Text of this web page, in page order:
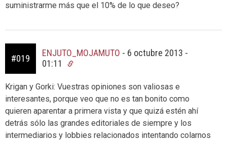
suministrarme más que el 10% de lo que deseo?
#019
ENJUTO_MOJAMUTO - 6 octubre 2013 -
01:11
Krigan y Gorki: Vuestras opiniones son valiosas e
interesantes, porque veo que no es tan bonito como
quieren aparentar a primera vista y que quizá estén ahí
detrás sólo las grandes editoriales de siempre y los
intermediarios y lobbies relacionados intentando colarnos